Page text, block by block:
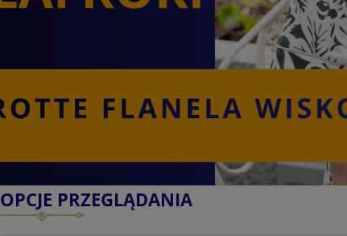
OPCJE PRZEGLĄDANIA